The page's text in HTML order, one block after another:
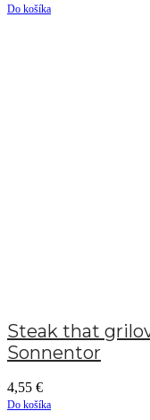
Do košíka
Steak that
Sonnentor
4,55 €
Do košíka